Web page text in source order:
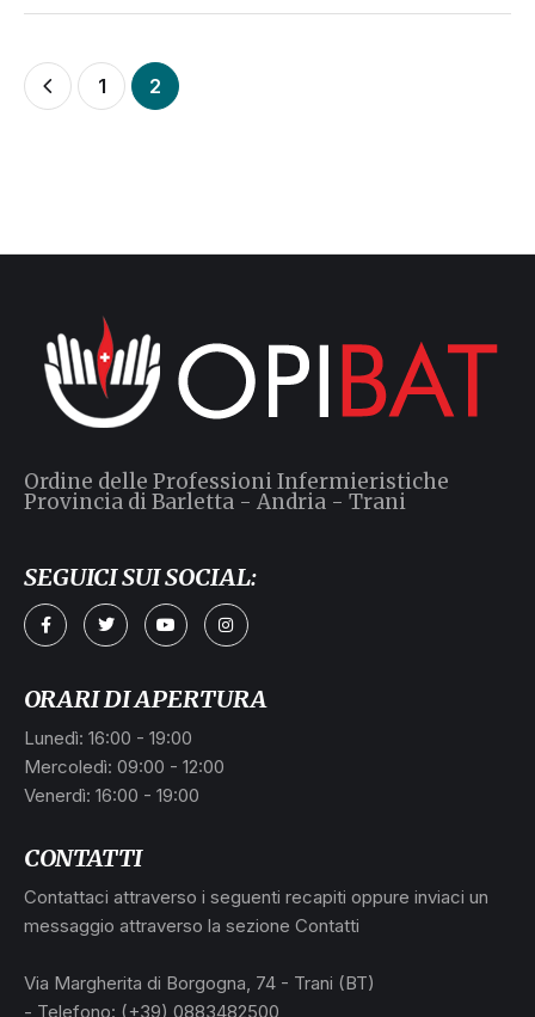
1 2
CONTATTI
Contattaci attraverso i seguenti recapiti oppure inviaci un
messaggio attraverso la sezione Contatti
Via Margherita di Borgogna, 74 - Trani (BT)
- Telefono: (+39) 0883482500
ORARI DI APERTURA
Lunedì: 16:00 - 19:00
Mercoledì: 09:00 - 12:00
Venerdì: 16:00 - 19:00
Ordine delle Professioni Infermieristiche
Provincia di Barletta - Andria - Trani
SEGUICI SUI SOCIAL: